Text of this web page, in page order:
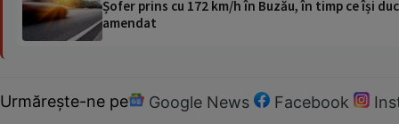
Șofer prins cu 172 km/h în Buzău, în timp ce își
amendat
Urmărește-ne pe Google News Facebook